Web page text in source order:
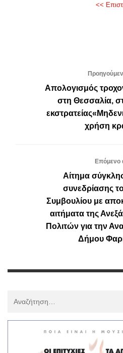
<<
Απολογισμός
στη Θεσσαλία,
χρήση
Επόμενο
Αίτημα
συνεδρίασης
Συμβουλίου με
αιτήματα της
Πολιτών για την
Δήμου
: